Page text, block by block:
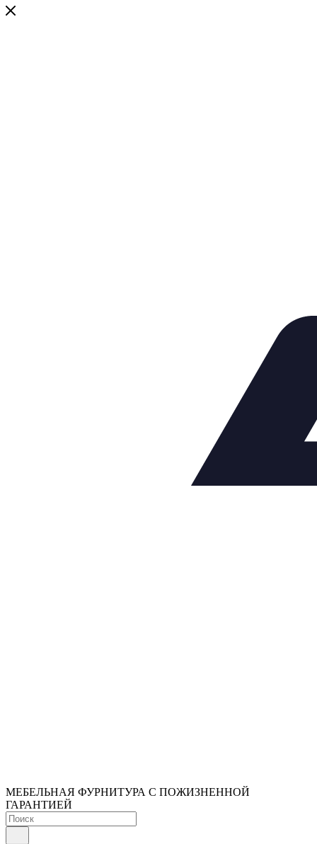
МЕБЕЛЬНАЯ ФУРНИТУРА С ПОЖИЗНЕННОЙ
ГАРАНТИЕЙ